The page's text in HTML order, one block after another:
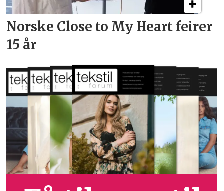
Norske Close to My Heart feirer
15 år